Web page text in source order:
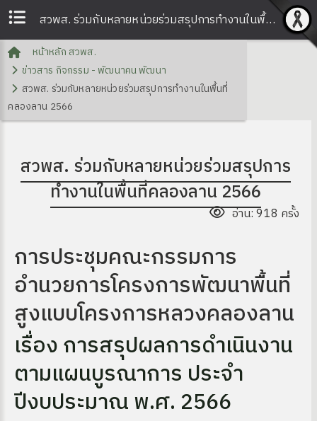
สวพส. ร่วมกับหลายหน่วยร่วมสรุปการทำงานในพื้นที่คลองลาน 2566 | สวพส.
หน้าหลัก สวพส.
ข่าวสาร กิจกรรม - พัฒนาคน พัฒนา
สวพส. ร่วมกับหลายหน่วยร่วมสรุปการทำงานในพื้นที่
คลองลาน 2566
สวพส. ร่วมกับหลายหน่วยร่วมสรุปการ
ทำงานในพื้นที่คลองลาน 2566
อ่าน: 918 ครั้ง
การประชุมคณะกรรมการ
อำนวยการโครงการพัฒนาพื้นที่
สูงแบบโครงการหลวงคลองลาน
เรื่อง การสรุปผลการดำเนินงาน
ตามแผนบูรณาการ ประจำ
ปีงบประมาณ พ.ศ. 2566